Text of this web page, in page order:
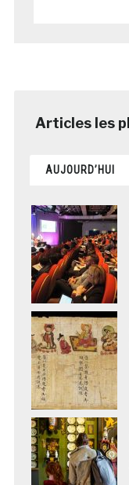
AUJOURD’HUI